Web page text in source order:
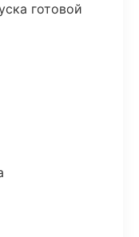
готовой